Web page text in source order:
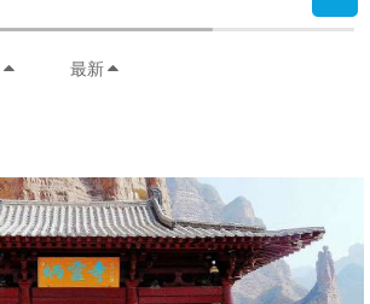
最新